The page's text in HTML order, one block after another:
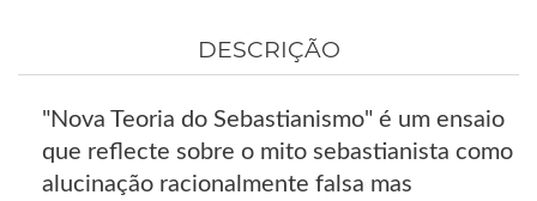
DESCRIÇÃO
"Nova Teoria do Sebastianismo" é um ensaio
que reflecte sobre o mito sebastianista como
alucinação racionalmente falsa mas